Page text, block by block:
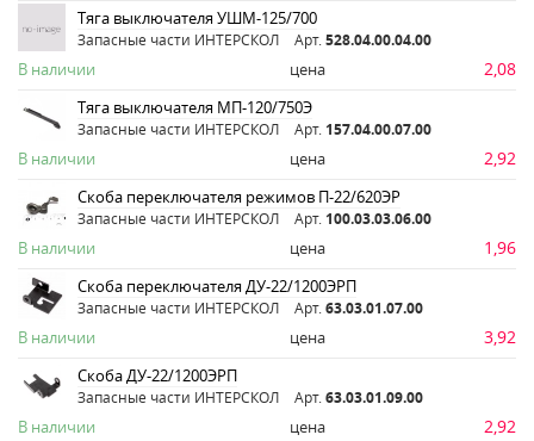
Тяга выключателя УШМ-125/700
Запасные части ИНТЕРСКОЛ Арт. 528.04.00.04.00
В наличии цена 2,08
Тяга выключателя МП-120/750Э
Запасные части ИНТЕРСКОЛ Арт. 157.04.00.07.00
В наличии цена 2,92
Скоба переключателя режимов П-22/620ЭР
Запасные части ИНТЕРСКОЛ Арт. 100.03.03.06.00
В наличии цена 1,96
Скоба переключателя ДУ-22/1200ЭРП
Запасные части ИНТЕРСКОЛ Арт. 63.03.01.07.00
В наличии цена 3,92
Скоба ДУ-22/1200ЭРП
Запасные части ИНТЕРСКОЛ Арт. 63.03.01.09.00
В наличии цена 2,92